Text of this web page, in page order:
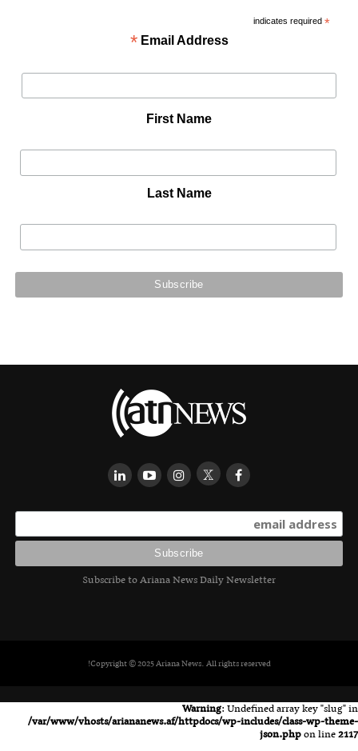
*
indicates required
Email Address
*
First Name
Last Name
Subscribe to Ariana News Daily Newsletter
Copyright © 2025 Ariana News. All rights reserved!
Warning: Undefined array key "slug" in
/var/www/vhosts/ariananews.af/httpdocs/wp-includes/class-wp-theme-
json.phpon line2117